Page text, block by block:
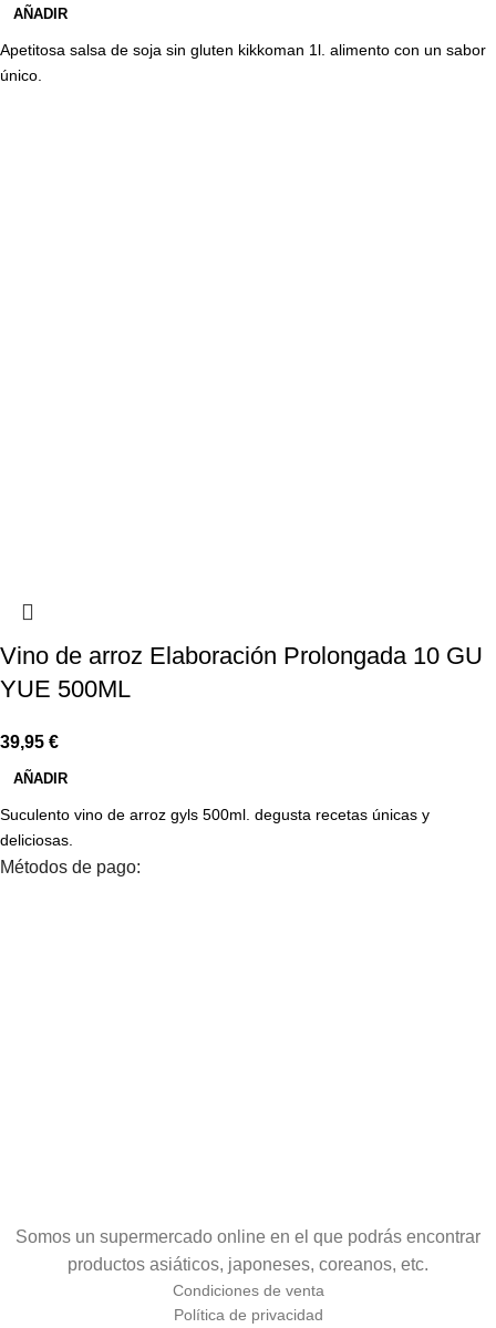
AÑADIR
Apetitosa salsa de soja sin gluten kikkoman 1l. alimento con un sabor
único.
Vino de arroz Elaboración Prolongada 10 GU
YUE 500ML
39,95 €
AÑADIR
Suculento vino de arroz gyls 500ml. degusta recetas únicas y
deliciosas.
Métodos de pago:
Somos un supermercado online en el que podrás encontrar
productos asiáticos, japoneses, coreanos, etc.
Condiciones de venta
Política de privacidad